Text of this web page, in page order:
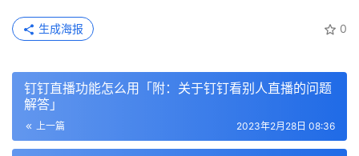
0
生成海报
钉钉直播功能怎么用「附：关于钉钉看别人直播的问题
解答」
上一篇 2023年2月28日 08:36